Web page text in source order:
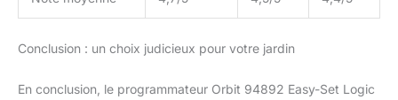
Conclusion : un choix judicieux pour votre jardin
En conclusion, le programmateur Orbit 94892 Easy-Set Logic